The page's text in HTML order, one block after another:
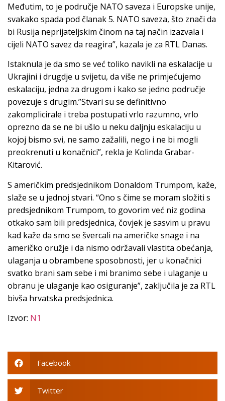
Međutim, to je područje NATO saveza i Europske unije,
svakako spada pod članak 5. NATO saveza, što znači da
bi Rusija neprijateljskim činom na taj način izazvala i
cijeli NATO savez da reagira”, kazala je za RTL Danas.
Istaknula je da smo se već toliko navikli na eskalacije u
Ukrajini i drugdje u svijetu, da više ne primjećujemo
eskalaciju, jedna za drugom i kako se jedno područje
povezuje s drugim.”Stvari su se definitivno
zakomplicirale i treba postupati vrlo razumno, vrlo
oprezno da se ne bi ušlo u neku daljnju eskalaciju u
kojoj bismo svi, ne samo zažalili, nego i ne bi mogli
preokrenuti u konačnici”, rekla je Kolinda Grabar-
Kitarović.
S američkim predsjednikom Donaldom Trumpom, kaže,
slaže se u jednoj stvari. “Ono s čime se moram složiti s
predsjednikom Trumpom, to govorim već niz godina
otkako sam bili predsjednica, čovjek je sasvim u pravu
kad kaže da smo se švercali na američke snage i na
američko oružje i da nismo održavali vlastita obećanja,
ulaganja u obrambene sposobnosti, jer u konačnici
svatko brani sam sebe i mi branimo sebe i ulaganje u
obranu je ulaganje kao osiguranje”, zaključila je za RTL
bivša hrvatska predsjednica.
Izvor: N1
Facebook
Twitter